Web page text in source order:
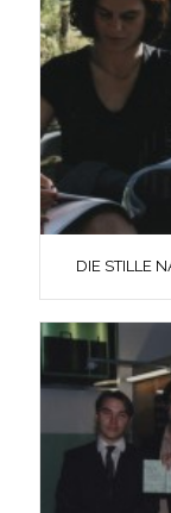
DIE STILLE